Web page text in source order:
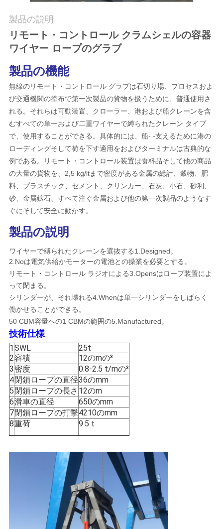
ー
品
質
管
理
ニ
ュ
ー
ス
事
件
CONTACT
US
地
図
プ
ラ
イ
製品の説明
リモート・コントロール クラムシェルの容器
ワイヤー ロープのグラブ
製品の機能
無線のリモート・コントロール グラブは石切り場、プロセスおよ
び交通機関の塗布で第一次製品の貨物を扱うために、普通使用さ
れる。それらは可動装置、クローラー、港および船クレーンを含
むすべての単一および二重ワイヤーで縛られたクレーン タイプ
で、使用することができる。具体的には、船- -支えるために港の
ローディングそして荷を下す適用をおよびターミナルは古典的な
例である。リモート・コントロール装置は食料品そして他の商品
の大量の貨物を、2,5 kg/ltまで密度がある金属の総計、穀物、肥
料、プラスチック、セメント、クリンカー、石炭、小石、砂利、
砂、金属鉱石、すべて注ぐ金属および他の第一次製品のようなす
ぐにそして安全に動かす。
製品の説明
ワイヤーで縛られたクレーンを選抜する1.Designed。
2.Noは電気供給かモーターの電池との操業を必要とする。
リモート・コントロール ラジオによる3.Opensはロープ装置によ
って閉まる。
シリンダーが、それ壊れる4.Whenは単一シリンダーをしばらく
働かせることができる。
50 CBM容量への1 CBMの範囲の5.Manufactured。
技術仕様
1 SWL
25t
2容積
12のmの³
3 密度
0.8-2.5 t/mの³
4閉鎖ロープの直径36のmm
5 閉鎖ロープの長さ 12のm
6滑車の直径
650のmm
7閉鎖ロープの打撃4210のmm
8重荷 9.5 t